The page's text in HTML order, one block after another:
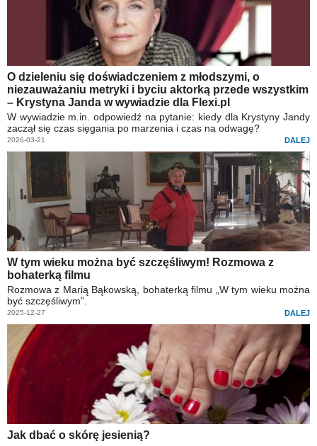
O dzieleniu się doświadczeniem z młodszymi, o
niezauważaniu metryki i byciu aktorką przede wszystkim
– Krystyna Janda w wywiadzie dla Flexi.pl
W wywiadzie m.in. odpowiedź na pytanie: kiedy dla Krystyny Jandy
zaczął się czas sięgania po marzenia i czas na odwagę?
2026-03-21 DALEJ
W tym wieku można być szczęśliwym! Rozmowa z
bohaterką filmu
Rozmowa z Marią Bąkowską, bohaterką filmu „W tym wieku można
być szczęśliwym”.
2025-12-27 DALEJ
Jak dbać o skórę jesienią?